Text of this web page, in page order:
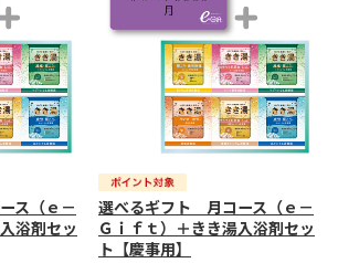
ス（ｅ－
浴剤セッ
選べるギフト 月コース（ｅ－
Ｇｉｆｔ）＋きき湯入浴剤セッ
ト【慶事用】